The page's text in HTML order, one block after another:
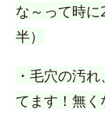
な～って時
半）
・毛穴の汚
てます！無